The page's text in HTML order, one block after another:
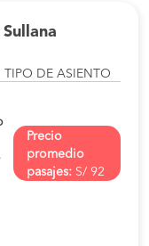
TIPO DE ASIENTO
Precio
promedio
pasajes: S/ 92